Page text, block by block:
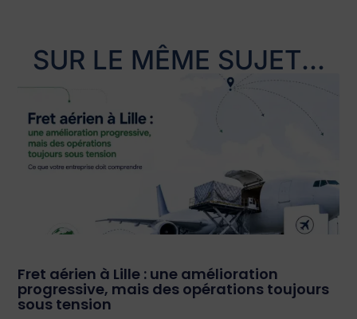
SUR LE MÊME SUJET...
Fret aérien à Lille : une amélioration
progressive, mais des opérations toujours
sous tension